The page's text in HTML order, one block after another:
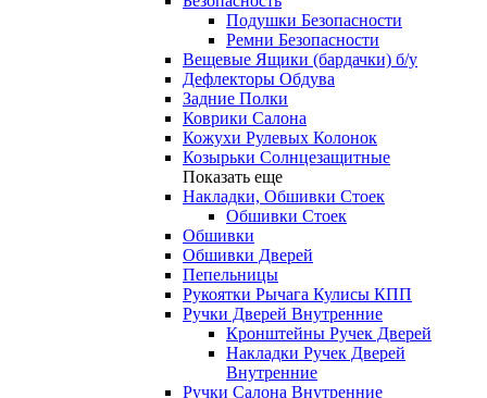
Подушки Безопасности
Ремни Безопасности
Вещевые Ящики (бардачки) б/у
Дефлекторы Обдува
Задние Полки
Коврики Салона
Кожухи Рулевых Колонок
Козырьки Солнцезащитные
Показать еще
Накладки, Обшивки Стоек
Обшивки Стоек
Обшивки
Обшивки Дверей
Пепельницы
Рукоятки Рычага Кулисы КПП
Ручки Дверей Внутренние
Кронштейны Ручек Дверей
Накладки Ручек Дверей
Внутренние
Ручки Салона Внутренние